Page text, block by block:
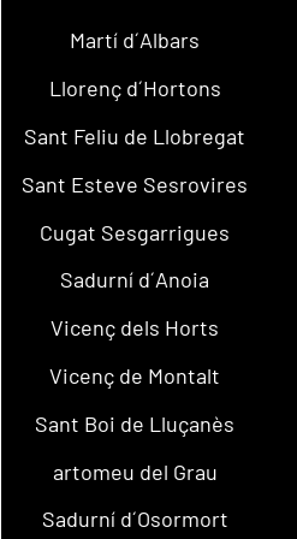
Martí d´Albars
Llorenç d´Hortons
Sant Feliu de Llobregat
Sant Esteve Sesrovires
Cugat Sesgarrigues
Sadurní d´Anoia
Vicenç dels Horts
Vicenç de Montalt
Sant Boi de Lluçanès
artomeu del Grau
Sadurní d´Osormort